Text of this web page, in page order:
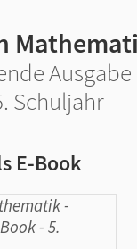
Schuljahr
E-Book